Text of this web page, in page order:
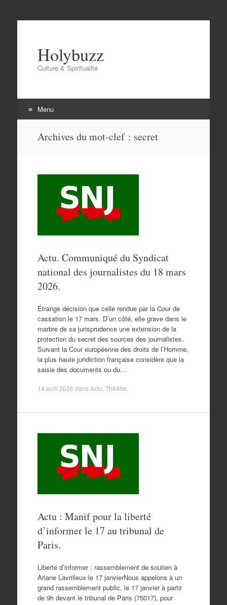
Holybuzz
Culture & Spiritualité
Menu
Archives du mot-clef : secret
Actu. Communiqué du Syndicat
national des journalistes du 18 mars
2026.
Étrange décision que celle rendue par la Cour de
cassation le 17 mars. D’un côté, elle grave dans le
marbre de sa jurisprudence une extension de la
protection du secret des sources des journalistes.
Suivant la Cour européenne des droits de l’Homme,
la plus haute juridiction française considère que la
saisie des documents ou du…
14 avril 2026 dansActu Théâtre
Actu : Manif pour la liberté
d’informer le 17 au tribunal de
Paris.
Liberté d’informer : rassemblement de soutien à
Ariane Lavrilleux le 17 janvierNous appelons à un
grand rassemblement public, le 17 janvier à partir
de 9h devant le tribunal de Paris (75017), pour